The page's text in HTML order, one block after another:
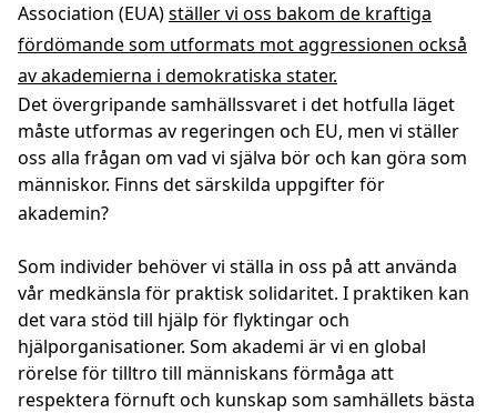
Association (EUA)ställer vi oss bakom de kraftiga
fördömande som utformats mot aggressionen också
av akademierna i demokratiska stater.
Det övergripande samhällssvaret i det hotfulla läget
måste utformas av regeringen och EU, men vi ställer
oss alla frågan om vad vi själva bör och kan göra som
människor. Finns det särskilda uppgifter för
akademin?
Som individer behöver vi ställa in oss på att använda
vår medkänsla för praktisk solidaritet. I praktiken kan
det vara stöd till hjälp för flyktingar och
hjälporganisationer. Som akademi är vi en global
rörelse för tilltro till människans förmåga att
respektera förnuft och kunskap som samhällets bästa